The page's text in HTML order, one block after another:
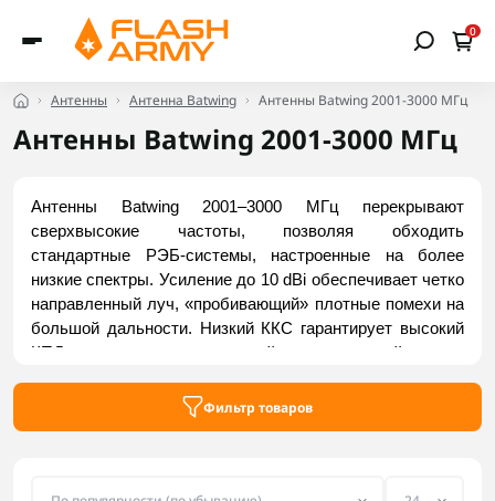
0
Антенны Антенна Batwing Антенны Batwing 2001-3000 МГц
Антенны Batwing 2001-3000 МГц
Антенны Batwing 2001–3000 МГц перекрывают
сверхвысокие частоты, позволяя обходить
стандартные РЭБ-системы, настроенные на более
низкие спектры. Усиление до 10 dBi обеспечивает четко
направленный луч, «пробивающий» плотные помехи на
большой дальности. Низкий ККС гарантирует высокий
КПД передатчиков, а жесткий металлический корпус
Оптимальны для НСК, ретрансляторов, передачи
Фильтр товаров